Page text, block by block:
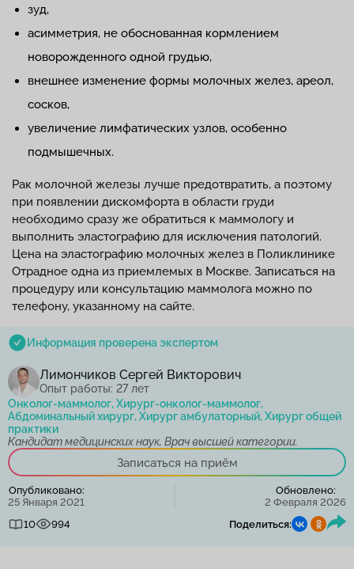
зуд,
асимметрия, не обоснованная кормлением
новорожденного одной грудью,
внешнее изменение формы молочных желез, ареол,
сосков,
увеличение лимфатических узлов, особенно
подмышечных.
Рак молочной железы лучше предотвратить, а поэтому
при появлении дискомфорта в области груди
необходимо сразу же обратиться к маммологу и
выполнить эластографию для исключения патологий.
Цена на эластографию молочных желез в Поликлинике
Отрадное одна из приемлемых в Москве. Записаться на
процедуру или консультацию маммолога можно по
телефону, указанному на сайте.
Информация проверена экспертом
Лимончиков Сергей Викторович
Опыт работы: 27 лет
Онколог-маммолог, Хирург-онколог-маммолог,
Абдоминальный хирург, Хирург амбулаторный, Хирург общей
практики
Кандидат медицинских наук, Врач высшей категории.
Записаться на приём
Опубликовано:
25 Января 2021
Обновлено:
2 Февраля 2026
10
994 Поделиться: